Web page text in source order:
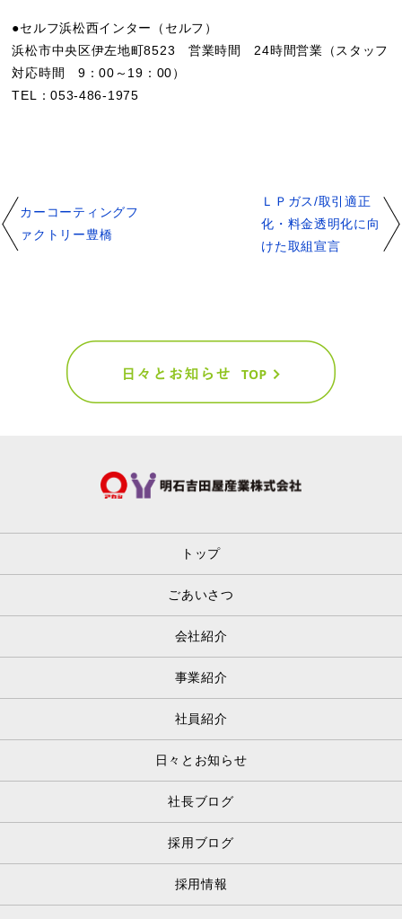
●セルフ浜松西インター（セルフ）
浜松市中央区伊左地町8523 営業時間 24時間営業（スタッフ
対応時間 9：00～19：00）
TEL：053-486-1975
カーコーティングフ
ァクトリー豊橋
ＬＰガス/取引適正
化・料金透明化に向
けた取組宣言
トップ
ごあいさつ
会社紹介
事業紹介
社員紹介
日々とお知らせ
社長ブログ
採用ブログ
採用情報